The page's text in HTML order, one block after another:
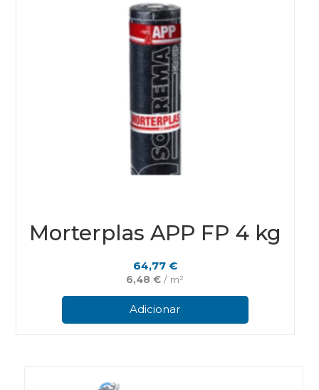
Morterplas APP FP 4 kg
64,77 €
6,48€ / m²
Adicionar